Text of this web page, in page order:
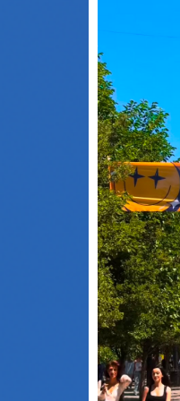
Vëmendjen
e mori ylli
Hill”.
skena gjatë